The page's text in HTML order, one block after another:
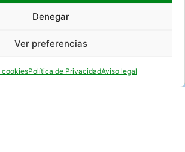
Denegar
Ver preferencias
cookiesPolítica de PrivacidadAviso legal